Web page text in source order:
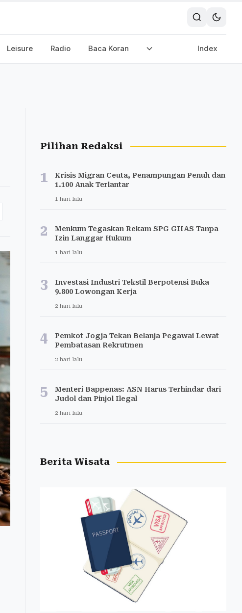
Leisure Radio Baca Koran Index
Pilihan Redaksi
1
Krisis Migran Ceuta, Penampungan Penuh dan
1.100 Anak Terlantar
1 hari lalu
2
Menkum Tegaskan Rekam SPG GIIAS Tanpa
Izin Langgar Hukum
1 hari lalu
3
Investasi Industri Tekstil Berpotensi Buka
9.800 Lowongan Kerja
2 hari lalu
4
Pemkot Jogja Tekan Belanja Pegawai Lewat
Pembatasan Rekrutmen
2 hari lalu
5
Menteri Bappenas: ASN Harus Terhindar dari
Judol dan Pinjol Ilegal
2 hari lalu
Berita Wisata